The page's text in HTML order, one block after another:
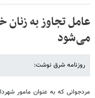
عامل تجاوز به زنان
می‌شود
روزنامه شرق نوشت:
مردجوانی که به عنوان مامور